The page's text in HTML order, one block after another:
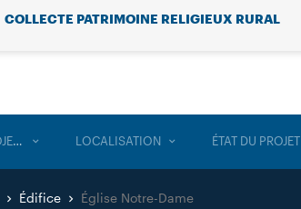
COLLECTE PATRIMOINE RELIGIEUX RURAL
TOUS LES PROJETS LOCALISATION ÉTAT DU PROJET
Édifice Église Notre-Dame